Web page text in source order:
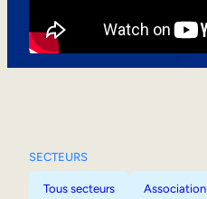
SECTEURS
Tous secteurs Association